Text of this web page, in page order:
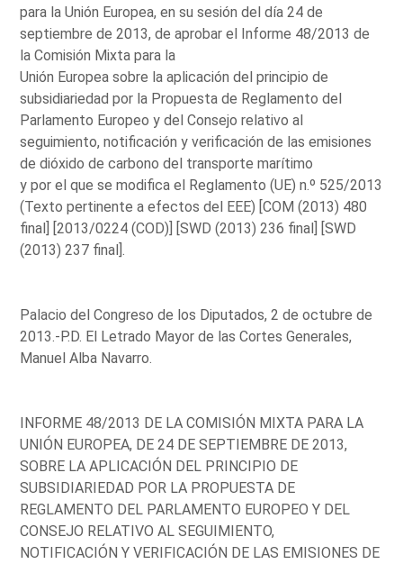
para la Unión Europea, en su sesión del día 24 de
septiembre de 2013, de aprobar el Informe 48/2013 de
la Comisión Mixta para la
Unión Europea sobre la aplicación del principio de
subsidiariedad por la Propuesta de Reglamento del
Parlamento Europeo y del Consejo relativo al
seguimiento, notificación y verificación de las emisiones
de dióxido de carbono del transporte marítimo
y por el que se modifica el Reglamento (UE) n.º 525/2013
(Texto pertinente a efectos del EEE) [COM (2013) 480
final] [2013/0224 (COD)] [SWD (2013) 236 final] [SWD
(2013) 237 final].
Palacio del Congreso de los Diputados, 2 de octubre de
2013.-P.D. El Letrado Mayor de las Cortes Generales,
Manuel Alba Navarro.
INFORME 48/2013 DE LA COMISIÓN MIXTA PARA LA
UNIÓN EUROPEA, DE 24 DE SEPTIEMBRE DE 2013,
SOBRE LA APLICACIÓN DEL PRINCIPIO DE
SUBSIDIARIEDAD POR LA PROPUESTA DE
REGLAMENTO DEL PARLAMENTO EUROPEO Y DEL
CONSEJO RELATIVO AL SEGUIMIENTO,
NOTIFICACIÓN Y VERIFICACIÓN DE LAS EMISIONES DE